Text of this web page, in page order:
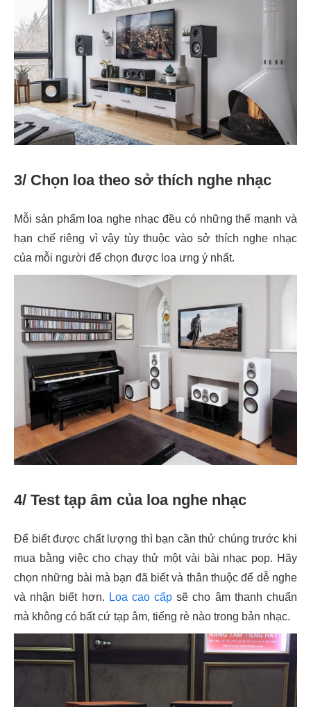
3/ Chọn loa theo sở thích nghe nhạc
Mỗi sản phẩm loa nghe nhạc đều có những thế mạnh và
hạn chế riêng vì vậy tùy thuộc vào sở thích nghe nhạc
của mỗi người để chọn được loa ưng ý nhất.
4/ Test tạp âm của loa nghe nhạc
Để biết được chất lượng thì bạn cần thử chúng trước khi
mua bằng việc cho chạy thử một vài bài nhạc pop. Hãy
chọn những bài mà bạn đã biết và thân thuộc để dễ nghe
và nhận biết hơn. Loa cao cấp sẽ cho âm thanh chuẩn
mà không có bất cứ tạp âm, tiếng rè nào trong bản nhạc.